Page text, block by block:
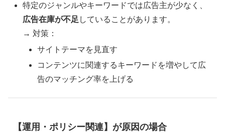
特定のジャンルやキーワードでは広告主が少なく、
広告在庫が不足 していることがあります。
→ 対策：
サイトテーマを見直す
コンテンツに関連するキーワードを増やして広
告のマッチング率を上げる
【運用・ポリシー関連】が原因の場合